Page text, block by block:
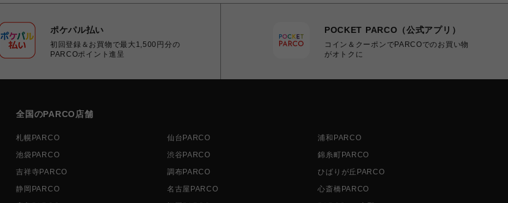
ポケパル払い
初回登録＆お買物で最大1,500円分の
PARCOポイント進呈
POCKET PARCO（公式アプリ）
コイン＆クーポンでPARCOでのお買い物
がオトクに
全国のPARCO店舗
札幌PARCO 仙台PARCO
浦和PARCO
池袋PARCO
渋谷PARCO
錦糸町PARCO
吉祥寺PARCO
調布PARCO
ひばりが丘PARCO
静岡PARCO
名古屋PARCO
心斎橋PARCO